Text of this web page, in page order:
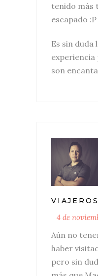
tenido más
escapado :P
Es sin duda
experiencia
son
4 de
Aún no
haber
pero sin